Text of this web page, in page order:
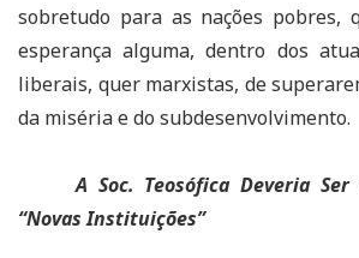
sobretudo para as nações pobres,
esperança alguma, dentro dos
liberais, quer marxistas, de
da miséria e do subdesenvolvimento.
A Soc. Teosófica Deveria
“Novas Instituições”